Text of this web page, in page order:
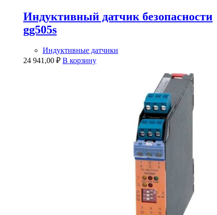
Индуктивный датчик безопасности
gg505s
Индуктивные датчики
24 941,00 ₽ В корзину